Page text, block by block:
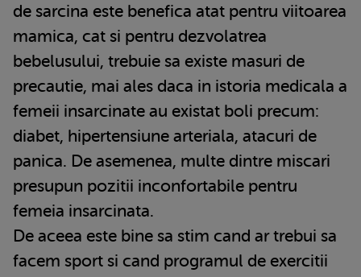
de sarcina este benefica atat pentru viitoarea
mamica, cat si pentru dezvolatrea
bebelusului, trebuie sa existe masuri de
precautie, mai ales daca in istoria medicala a
femeii insarcinate au existat boli precum:
diabet, hipertensiune arteriala, atacuri de
panica. De asemenea, multe dintre miscari
presupun pozitii inconfortabile pentru
femeia insarcinata.
De aceea este bine sa stim cand ar trebui sa
facem sport si cand programul de exercitii